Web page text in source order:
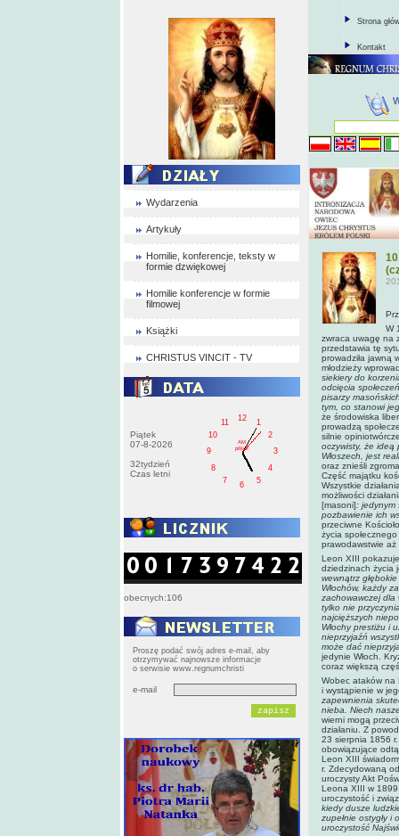
Wydarzenia
Artykuły
Homilie, konferencje, teksty w
formie dzwiękowej
Homilie konferencje w formie
filmowej
Książki
CHRISTUS VINCIT - TV
Piątek
07-8-2026
32tydzień
Czas letni
1
2
3
4
5
6
7
8
9
10
11
12
AM
pištek
obecnych:106
Proszę podać swój adres e-mail, aby
otrzymywać najnowsze informacje
o serwisie www.regnumchristi
e-mail
Strona
Kontakt
W
zwraca uwagę na
przedstawia tę
prowadziła jawną
młodzieży
siekiery do
odcięcia
pisarzy
tym, co stanowi
że środowiska
prowadzą
silnie
oczywisty, że
Włoszech, jest
oraz znieśli
Część majątku
Wszystkie
możliwości
[masoni]: jedynym
pozbawienie ich
przeciwne
życia
prawodawstwie
Leon XIII
dziedzinach życia
wewnątrz
Włochów, każdy
zachowawczej dla
tylko nie
najcięższych
Włochy prestiżu i
nieprzyjaźń
może dać
jedynie Włoch.
coraz większą
Wobec ataków na
i wystąpienie w
zapewnienia
nieba. Niech
wierni mogą
działaniu. Z
23 sierpnia 1856
obowiązujące
Leon XIII
r. Zdecydowaną
uroczysty Akt
Leona XIII w 1899
uroczystość i
kiedy dusze
zupełnie ostygły i
uroczystość